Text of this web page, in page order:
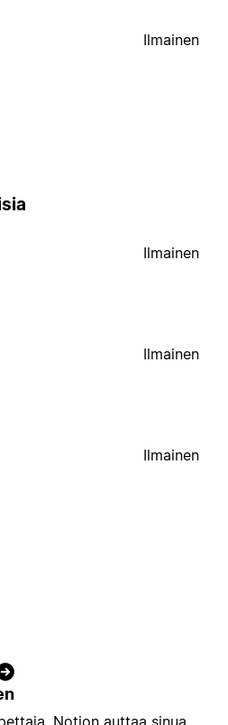
Ilmainen
Ilmainen
Ilmainen
Ilmainen